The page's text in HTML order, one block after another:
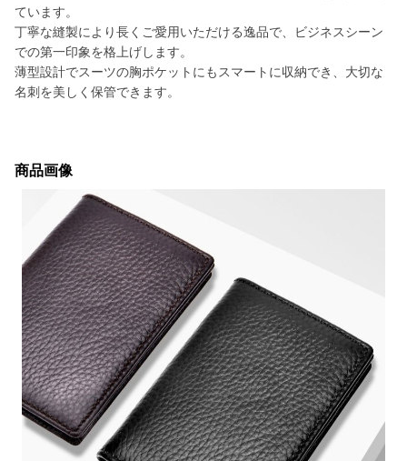
ています。
丁寧な縫製により長くご愛用いただける逸品で、ビジネスシーン
での第一印象を格上げします。
薄型設計でスーツの胸ポケットにもスマートに収納でき、大切な
名刺を美しく保管できます。
商品画像